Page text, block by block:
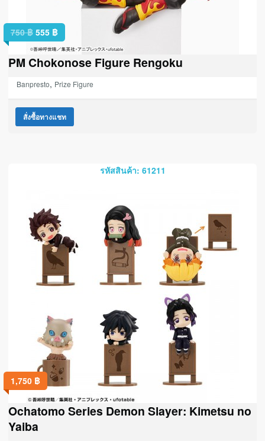
750฿ 555 ฿
PM Chokonose Figure Rengoku
Banpresto, Prize Figure
สั่งซื้อทางแชท
รหัสสินค้า: 61211
1,750 ฿
Ochatomo Series Demon Slayer: Kimetsu no
Yaiba